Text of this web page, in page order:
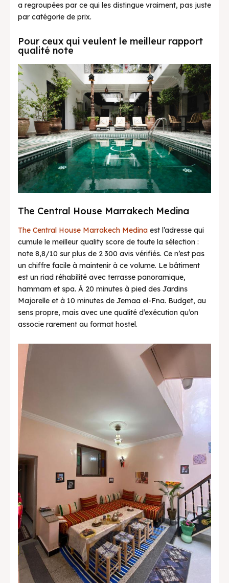
a regroupées par ce qui les distingue vraiment, pas juste
par catégorie de prix.
Pour ceux qui veulent le meilleur rapport
qualité note
The Central House Marrakech Medina
The Central House Marrakech Medina est l’adresse qui
cumule le meilleur quality score de toute la sélection :
note 8,8/10 sur plus de 2 300 avis vérifiés. Ce n’est pas
un chiffre facile à maintenir à ce volume. Le bâtiment
est un riad réhabilité avec terrasse panoramique,
hammam et spa. À 20 minutes à pied des Jardins
Majorelle et à 10 minutes de Jemaa el-Fna. Budget, au
sens propre, mais avec une qualité d’exécution qu’on
associe rarement au format hostel.